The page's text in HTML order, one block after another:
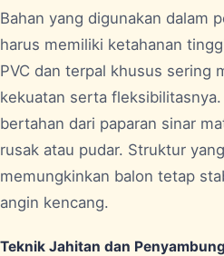
Bahan yang digunakan dalam
harus memiliki ketahanan
PVC dan terpal khusus sering
kekuatan serta
bertahan dari paparan sinar
rusak atau pudar. Struktur
memungkinkan balon tetap
angin kencang.
Teknik Jahitan dan